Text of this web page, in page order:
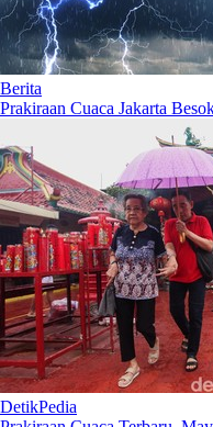
Berita
Prakiraan Cuaca Jakarta
DetikPedia